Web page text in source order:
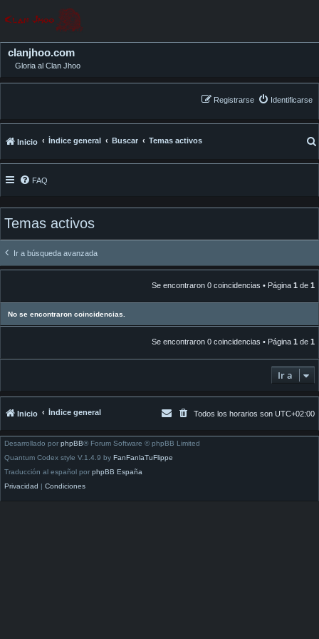
clanjhoo.com
Gloria al Clan Jhoo
Identificarse
Registrarse
Inicio Índice general Buscar Temas activos
FAQ
Temas activos
Ir a búsqueda avanzada
Se encontraron 0 coincidencias • Página 1 de 1
No se encontraron coincidencias.
Se encontraron 0 coincidencias • Página 1 de 1
Ir a
Inicio Índice general Todos los horarios son UTC+02:00
Desarrollado por phpBB® Forum Software © phpBB Limited
Quantum Codex style V.1.4.9 by FanFanlaTuFlippe
Traducción al español por phpBB España
Privacidad
Condiciones